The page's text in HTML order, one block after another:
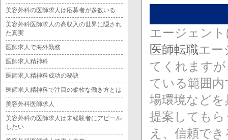
エージェン
医師転職エー
てくれます
ている範囲
場環境など
提案しても
え、信頼でき
美容外科の医師求人は応募者が多数いる
美容外科医師求人の高収入の世界に隠され
た真実
医師求人で海外勤務
医師求人精神科
医師求人精神科成功の秘訣
医師求人精神科で注目の柔軟な働き方とは
美容外科医師求人
美容外科の医師求人は未経験者にアピール
したい